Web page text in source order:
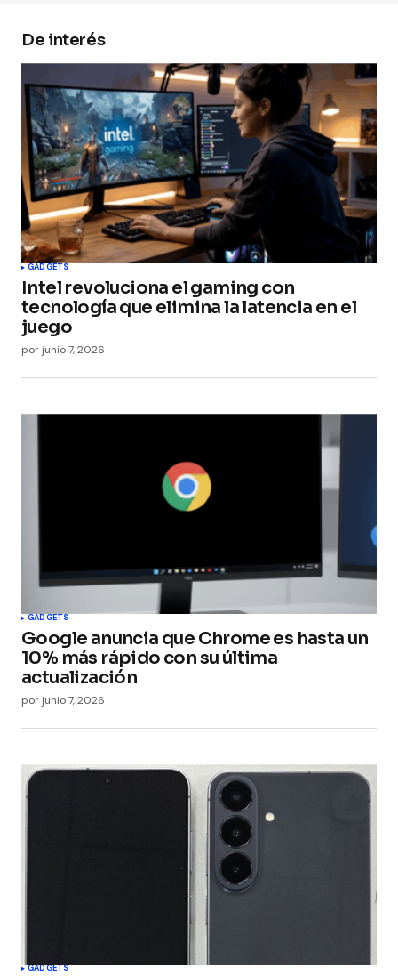
Your E-mail*
Guarda mi nombre, correo electrónico y web en
este navegador para la próxima vez que
comente.
Submit Comment
De interés
GADGETS
Intel revoluciona el gaming con
tecnología que elimina la latencia en el
juego
por junio 7, 2026
GADGETS
Google anuncia que Chrome es hasta un
10% más rápido con su última
actualización
por junio 7, 2026
GADGETS